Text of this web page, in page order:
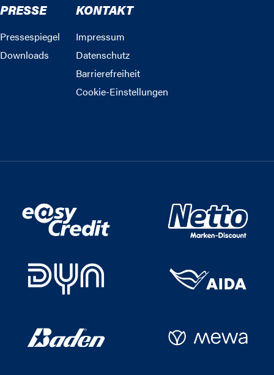
PRESSE
Pressespiegel
Downloads
KONTAKT
Impressum
Datenschutz
Barrierefreiheit
Cookie-Einstellungen